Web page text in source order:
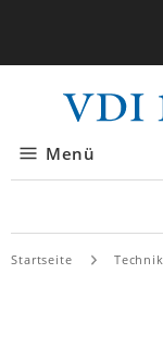
Menü
Startseite Technik